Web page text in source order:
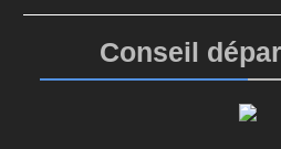
Conseil